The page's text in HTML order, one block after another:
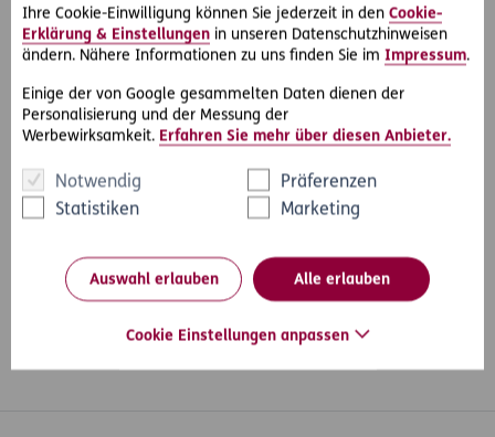
Ihre Cookie-Einwilligung können Sie jederzeit in den Cookie-
Erklärung & Einstellungen in unseren Datenschutzhinweisen
ändern. Nähere Informationen zu uns finden Sie im Impressum.
Einige der von Google gesammelten Daten dienen der
Personalisierung und der Messung der
Werbewirksamkeit. Erfahren Sie mehr über diesen Anbieter.
Notwendig
Präferenzen
Statistiken
Marketing
Auswahl erlauben Alle erlauben
Cookie Einstellungen anpassen
oder abgewehrt werden. Auch für die Herausgabe von
Motorfahrzeugen und Zubehör ist Frau P. versichert, weil sie
zusätzlich den Fahrzeug-Rechtsschutz gewählt hat.
#Rechtsfälle